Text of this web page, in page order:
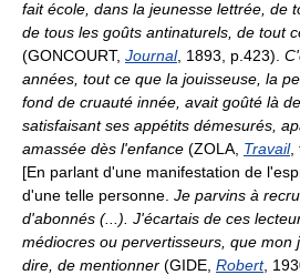
fait école, dans la jeunesse lettrée, de
de tous les goûts antinaturels, de tout
(GONCOURT, Journal, 1893, p.423).
années, tout ce que la jouisseuse, la
fond de cruauté innée, avait goûté là
satisfaisant ses appétits démesurés,
amassée dès l'enfance (ZOLA, Travail,
[En parlant d'une manifestation de
d'une telle personne. Je parvins à
d'abonnés (...). J'écartais de ces
médiocres ou pervertisseurs, que mon
dire, de mentionner (GIDE, Robert,